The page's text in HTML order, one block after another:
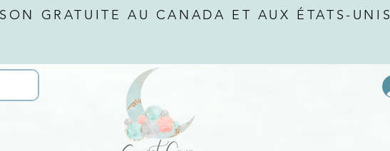
GRATUITE AU CANADA ET AUX ÉTATS-UNIS